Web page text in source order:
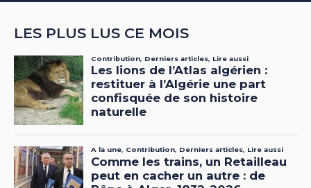
LES PLUS LUS CE MOIS